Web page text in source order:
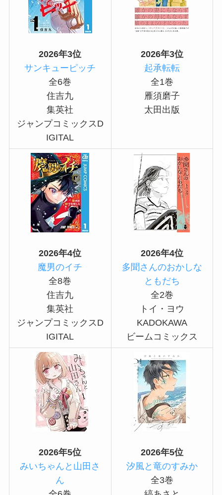
2026年3位
サンキューピッチ
全6巻
住吉九
集英社
ジャンプコミックスD
IGITAL
2026年3位
起承転転
全1巻
雁須磨子
太田出版
2026年4位
魔男のイチ
全8巻
住吉九
集英社
ジャンプコミックスD
IGITAL
2026年4位
多聞さんのおかしな
ともだち
全2巻
トイ・ヨウ
KADOKAWA
ビームコミックス
2026年5位
みいちゃんと山田さ
ん
2026年5位
汐風と竜のすみか
全3巻